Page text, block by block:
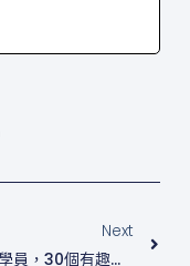
Next
「 30位學員，30個有趣的靈魂 」